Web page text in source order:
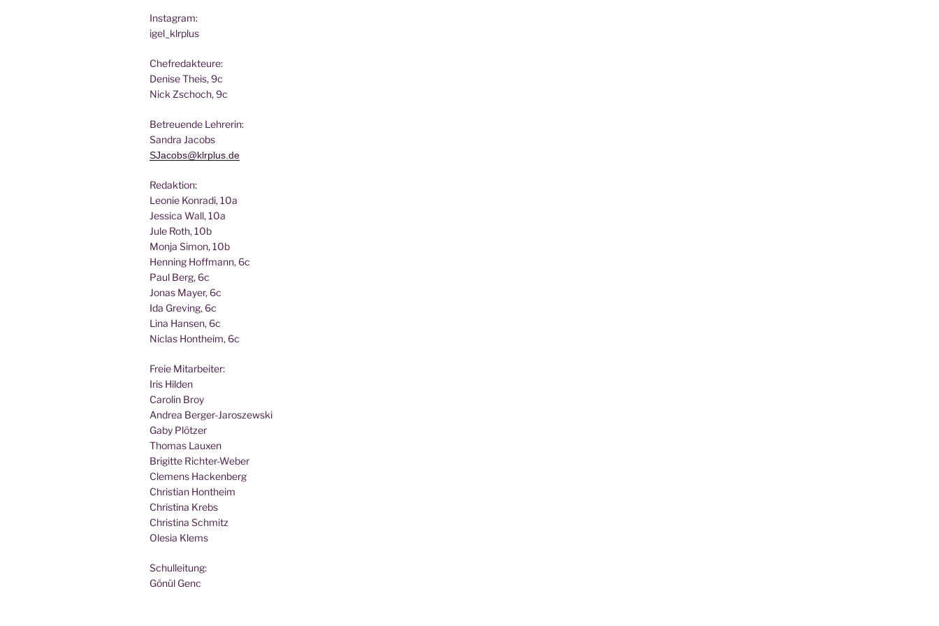
Insta­gram:
igel_klrplus
Chef­re­dak­teu­re:
Deni­se Theis, 9c
Nick Zscho­ch, 9c
Betreu­en­de Lehrerin:
San­dra Jacobs
SJacobs@klrplus.de
Redak­ti­on:
Leo­nie Kon­ra­di, 10a
Jes­si­ca Wall, 10a
Jule Roth, 10b
Mon­ja Simon, 10b
Hen­ning Hoff­mann, 6c
Paul Berg, 6c
Jonas May­er, 6c
Ida Gre­ving, 6c
Lina Han­sen, 6c
Nic­las Hont­heim, 6c
Freie Mit­ar­bei­ter:
Iris Hilden
Caro­lin Broy
Andrea Berger-Jaroszewski
Gaby Plötzer
Tho­mas Lauxen
Bri­git­te Richter-Weber
Cle­mens Hackenberg
Chris­ti­an Hontheim
Chris­ti­na Krebs
Chris­ti­na Schmitz
Ole­sia Klems
Schul­lei­tung:
Gönül Genc